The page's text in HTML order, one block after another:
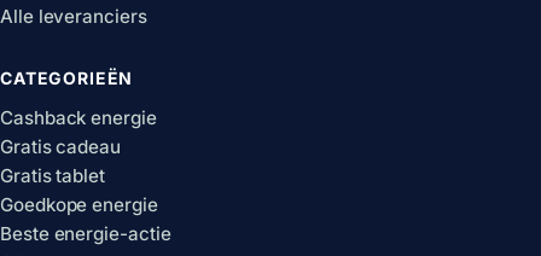
Alle leveranciers
CATEGORIEËN
Cashback energie
Gratis cadeau
Gratis tablet
Goedkope energie
Beste energie-actie